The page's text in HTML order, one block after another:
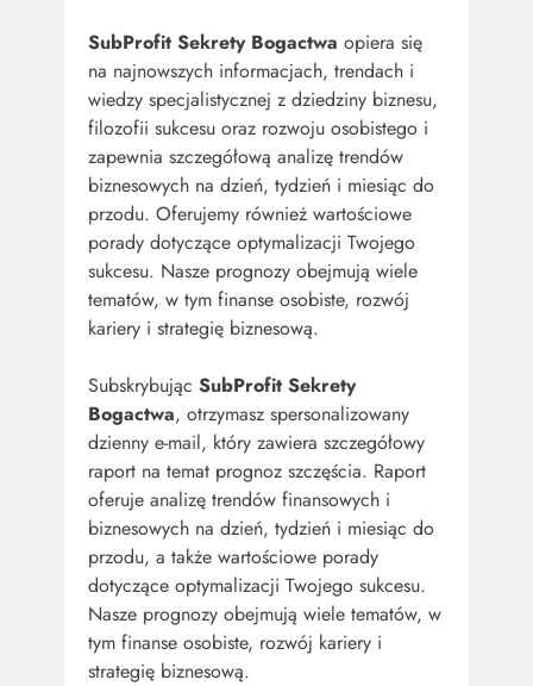
SubProfit Sekrety Bogactwa opiera się
na najnowszych informacjach, trendach i
wiedzy specjalistycznej z dziedziny biznesu,
filozofii sukcesu oraz rozwoju osobistego i
zapewnia szczegółową analizę trendów
biznesowych na dzień, tydzień i miesiąc do
przodu. Oferujemy również wartościowe
porady dotyczące optymalizacji Twojego
sukcesu. Nasze prognozy obejmują wiele
tematów, w tym finanse osobiste, rozwój
kariery i strategię biznesową.
Subskrybując SubProfit Sekrety
Bogactwa, otrzymasz spersonalizowany
dzienny e-mail, który zawiera szczegółowy
raport na temat prognoz szczęścia. Raport
oferuje analizę trendów finansowych i
biznesowych na dzień, tydzień i miesiąc do
przodu, a także wartościowe porady
dotyczące optymalizacji Twojego sukcesu.
Nasze prognozy obejmują wiele tematów, w
tym finanse osobiste, rozwój kariery i
strategię biznesową.